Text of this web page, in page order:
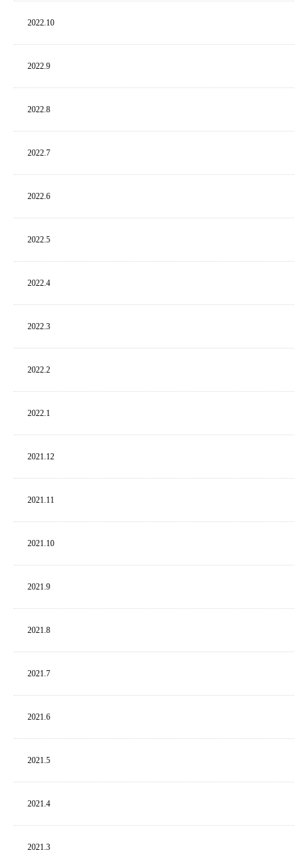
2022. 10
2022. 9
2022. 8
2022. 7
2022. 6
2022. 5
2022. 4
2022. 3
2022. 2
2022. 1
2021. 12
2021. 11
2021. 10
2021. 9
2021. 8
2021. 7
2021. 6
2021. 5
2021. 4
2021. 3